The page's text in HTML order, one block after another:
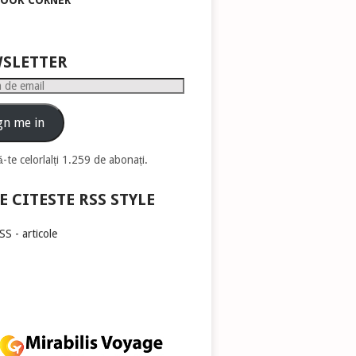
me in
te celorlalți 1.259 de abonați.
CITESTE RSS STYLE
- articole